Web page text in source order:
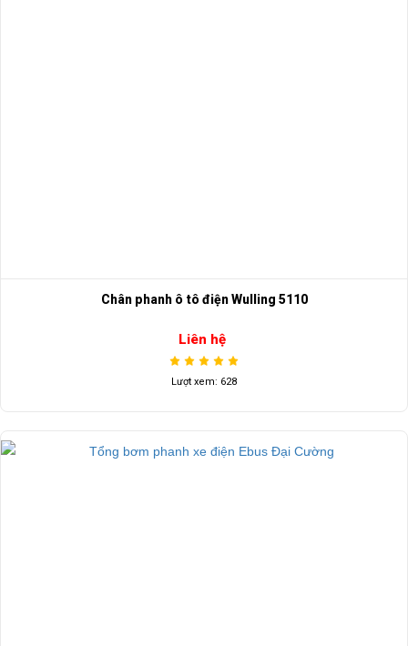
Chân phanh ô tô điện Wulling 5110
Liên hệ
Lượt xem: 628